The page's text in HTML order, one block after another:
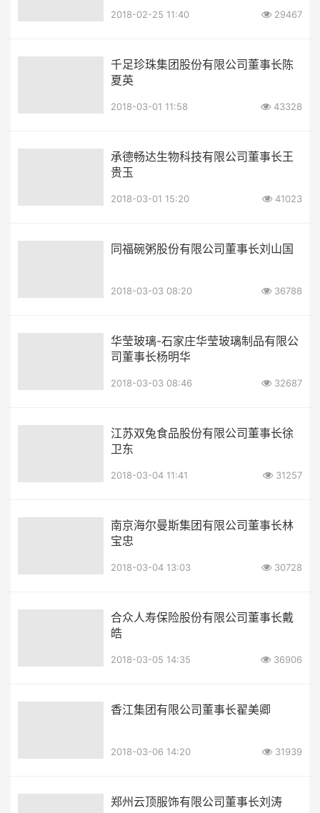
2018-02-25 11:40 29467
千足珍珠集团股份有限公司董事长陈
夏英
2018-03-01 11:58 43328
承德畅达生物科技有限公司董事长王
贵玉
2018-03-01 15:20 41023
同福碗粥股份有限公司董事长刘山国
2018-03-03 08:20 36788
华莹玻璃-石家庄华莹玻璃制品有限公
司董事长杨明华
2018-03-03 08:46 32687
江苏双兔食品股份有限公司董事长徐
卫东
2018-03-04 11:41 31257
南京海尔曼斯集团有限公司董事长林
宝忠
2018-03-04 13:03 30728
合众人寿保险股份有限公司董事长戴
皓
2018-03-05 14:35 36906
香江集团有限公司董事长翟美卿
2018-03-06 14:20 31939
郑州云顶服饰有限公司董事长刘涛